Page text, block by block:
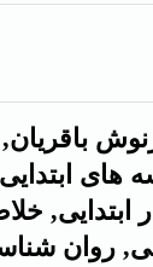
باقریان,
روان